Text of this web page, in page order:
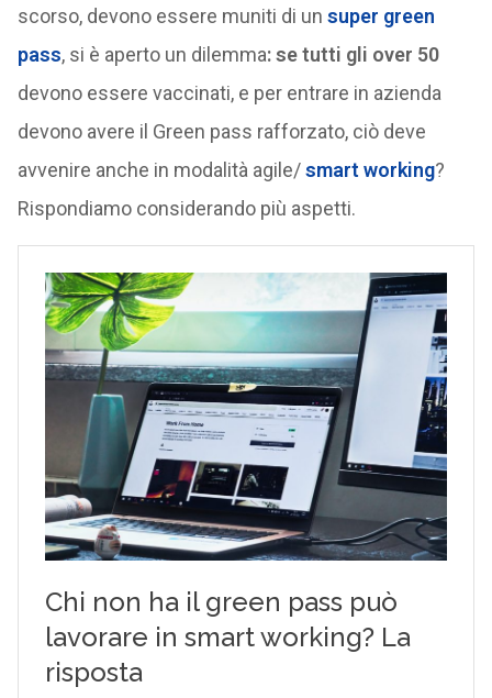
scorso, devono essere muniti di un super green
pass, si è aperto un dilemma: se tutti gli over 50
devono essere vaccinati, e per entrare in azienda
devono avere il Green pass rafforzato, ciò deve
avvenire anche in modalità agile/smart working?
Rispondiamo considerando più aspetti.